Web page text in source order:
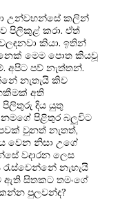
උන්වහන්සේ කලින්
පිලිකුළ් කරා. ඒත්
කියා. ඉතින්
මෙම පොත කියවූ
අපිට පව් නැත්තන්.
නැතැයි කිව
අති
දිය යුතු
නමගේ පිළිතුර බලූවිට
වුනත් නැතත්,
වෙන නිසා උගේ
වදාරන ලෙස
නැහැයි
සිතකට තමංගේ
පුලවන්ද?